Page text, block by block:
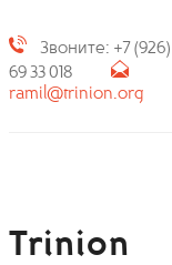
Звоните: +7 (926)
69 33 018
ramil@trinion.org
Trinion